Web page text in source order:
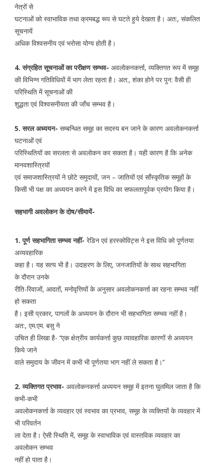
नेत्रों से
घटनाओं को स्वाभाविक तथा क्रमबद्ध रूप से घटते हुये देखता है। अत:, संकलित
सूचनायें
अधिक विश्वसनीय एवं भरोसा योग्य होती है।
4. संग्रहित सूचनाओं का परीक्षण सम्भव- अवलोकनकर्त्ता, व्यक्तिगत रूप में समूह
की विभिन्न गतिविधियों में भाग लेता रहता है। अत:, शंका होने पर पुन: वैसी ही
परिस्थिति में सूचनाओं की
शुद्धता एवं विश्वसनीयता की जाँच सम्भव है।
5. सरल अध्ययन- सम्बन्धित समूह का सदस्य बन जाने के कारण अवलोकनकर्त्ता
घटनाओं एवं
परिस्थितियों का सरलता से अवलोकन कर सकता है। यही कारण है कि अनेक
मानवशास्त्रियों
एवं समाजशास्त्रियों ने छोटे समुदायों, जन – जातियों एवं साँस्कृतिक समूहों के
किसी भी पक्ष का अध्ययन करने में इस विधि का सफलतापूर्वक प्रयोग किया है।
सहभागी अवलोकन के दोष/सीमायें-
1. पूर्ण सहभागिता सम्भव नहीं- रेडिन एवं हरस्कोविट्स ने इस विधि को पूर्णतया
अव्यवहारिक
कहा है। यह सत्य भी है। उदाहरण के लिए, जनजातियों के साथ सहभागिता
के दौरान उनके
रीति-रिवाजों, आदतों, मनोवृत्तियों के अनुसार अवलोकनकर्त्ता का रहना सम्भव नहीं
हो सकता
है। इसी प्रकार, पागलों के अध्ययन के दौरान भी सहभागिता सम्भव नहीं है।
अत:, एम.एम. बसु ने
उचित ही लिखा है- ‘‘एक क्षेत्रीय कार्यकर्त्ता कुछ व्यावहारिक कारणों से अध्ययन
किये जाने
वाले समुदाय के जीवन में कभी भी पूर्णतया भाग नहीं ले सकता है।’’
2. व्यक्तिगत प्रभाव- अवलोकनकर्त्ता अध्ययन समूह में इतना घुलमिल जाता है कि
कभी-कभी
अवलोकनकर्त्ता के व्यवहार एवं स्वभाव का प्रभाव, समूह के व्यक्तियों के व्यवहार में
भी परिवर्तन
ला देता है। ऐसी स्थिति में, समूह के स्वाभाविक एवं वास्तविक व्यवहार का
अवलोकन सम्भव
नहीं हो पाता है।